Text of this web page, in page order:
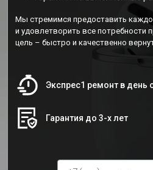
Мы стремимся предоставить
и удовлетворить все потребности
цель – быстро и качественно
Экспрес1 ремонт в день
Гарантия до 3-х лет